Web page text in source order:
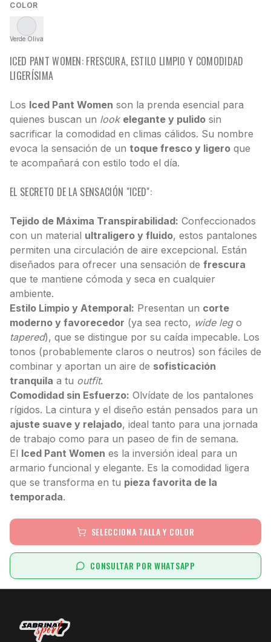
COLOR
Verde Oliva
ICED PANT WOMEN: FRESCURA, ESTILO LIMPIO Y COMODIDAD
LIGERÍSIMA
Los Iced Pant Women son la prenda esencial para
quienes buscan un look elegante y pulido sin
sacrificar la comodidad en climas cálidos. Su nombre
evoca la sensación de un toque fresco y ligero que
te acompañará con estilo todo el día.
EL SECRETO DE LA SENSACIÓN "ICED":
Tejido de Máxima Transpirabilidad: Confeccionados
con un material ultraligero y fluido, estos pantalones
permiten una circulación de aire excepcional. Están
diseñados para ofrecer una sensación de frescura
que te mantiene cómoda y seca en cualquier
ambiente.
Estilo Limpio y Atemporal: Presentan un corte
moderno y favorecedor (ya sea recto, wide lego
tapered), que se distingue por su caída impecable. Los
tonos (probablemente claros o neutros) son fáciles de
combinar y aportan un aire de sofisticación
tranquila a tu outfit.
Comodidad sin Esfuerzo: Olvídate de los pantalones
rígidos. La cintura y el diseño están pensados para un
ajuste suave y relajado, ideal tanto para una jornada
de trabajo como para un paseo de fin de semana.
El Iced Pant Women es la inversión ideal para un
armario funcional y elegante. Es la comodidad ligera
que se transforma en tu pieza favorita de la
temporada.
SELECCIONA TALLA Y COLOR
CONSULTAR POR WHATSAPP